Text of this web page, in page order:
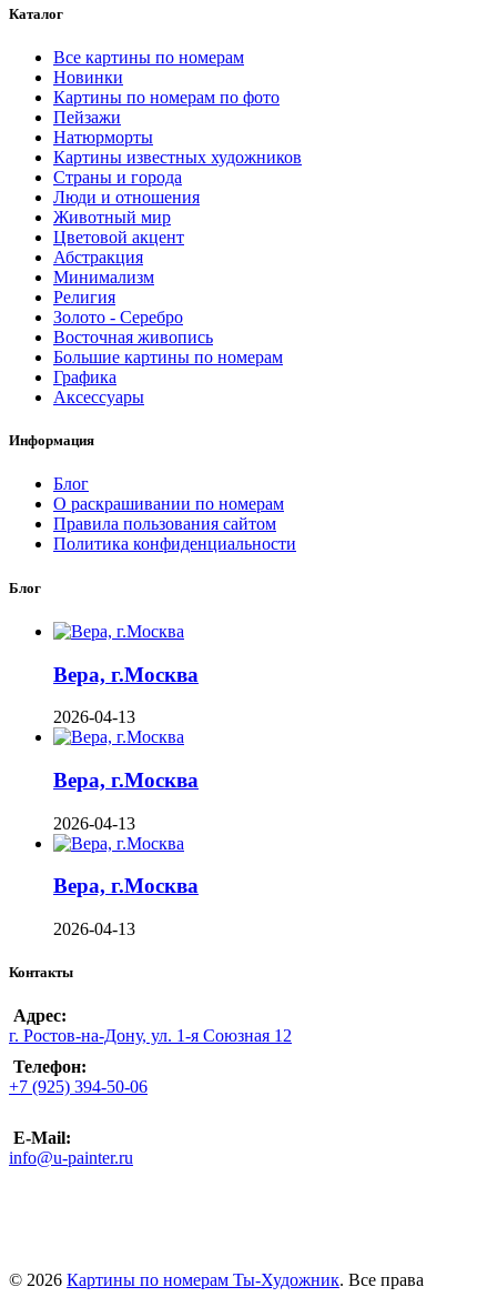
Каталог
Все картины по номерам
Новинки
Картины по номерам по фото
Пейзажи
Натюрморты
Картины известных художников
Страны и города
Люди и отношения
Животный мир
Цветовой акцент
Абстракция
Минимализм
Религия
Золото - Серебро
Восточная живопись
Большие картины по номерам
Графика
Аксессуары
Информация
Блог
О раскрашивании по номерам
Правила пользования сайтом
Политика конфиденциальности
Блог
Вера, г.Москва
2026-04-13
Вера, г.Москва
2026-04-13
Вера, г.Москва
2026-04-13
Контакты
Адрес:
г. Ростов-на-Дону, ул. 1-я Союзная 12
Телефон:
+7 (925) 394-50-06
E-Mail:
info@u-painter.ru
© 2026 Картины по номерам Ты-Художник. Все права